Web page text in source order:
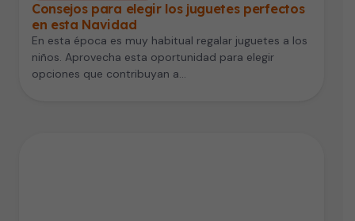
Consejos para elegir los juguetes perfectos
en esta Navidad
En esta época es muy habitual regalar juguetes a los
niños. Aprovecha esta oportunidad para elegir
opciones que contribuyan a…